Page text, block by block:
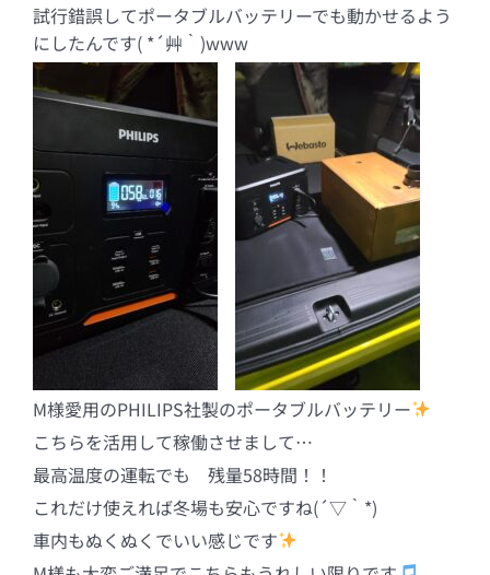
試行錯誤してポータブルバッテリーでも動かせるよう
にしたんです( *´艸｀)www
M様愛用のPHILIPS社製のポータブルバッテリー
こちらを活用して稼働させまして…
最高温度の運転でも 残量58時間！！
これだけ使えれば冬場も安心ですね(´▽｀*)
車内もぬくぬくでいい感じです